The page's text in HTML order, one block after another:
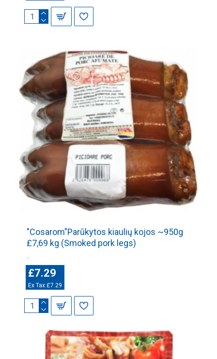
"Cosarom"Parūkytos kiaulių kojos ~950g
£7,69 kg (Smoked pork legs)
£7.29
Ex Tax:£7.29